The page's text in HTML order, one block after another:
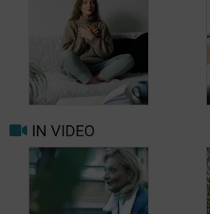
Wanneer opnieuw
uw arts raadplegen
bij migraine of
hoofdpijn?
Beter leven met
migraine in het
dagelijks leven
IN VIDEO